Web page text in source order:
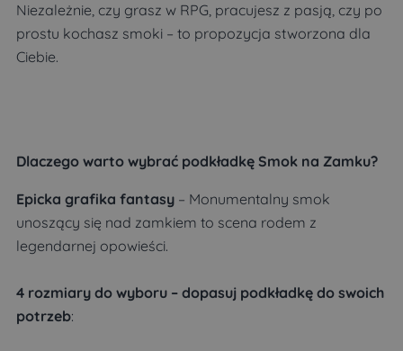
Niezależnie, czy grasz w RPG, pracujesz z pasją, czy po
prostu kochasz smoki – to propozycja stworzona dla
Ciebie.
Dlaczego warto wybrać podkładkę Smok na Zamku?
Epicka grafika fantasy – Monumentalny smok
unoszący się nad zamkiem to scena rodem z
legendarnej opowieści.
4 rozmiary do wyboru – dopasuj podkładkę do swoich
potrzeb: